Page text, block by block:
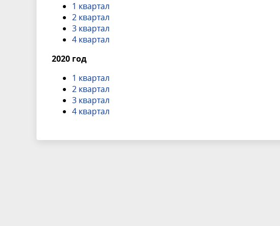
1 квартал
2 квартал
3 квартал
4 квартал
2020 год
1 квартал
2 квартал
3 квартал
4 квартал